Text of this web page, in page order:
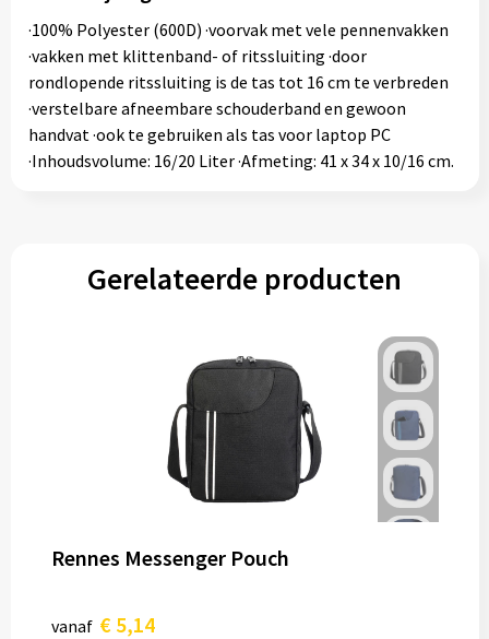
·100% Polyester (600D) ·voorvak met vele pennenvakken
·vakken met klittenband- of ritssluiting ·door
rondlopende ritssluiting is de tas tot 16 cm te verbreden
·verstelbare afneembare schouderband en gewoon
handvat ·ook te gebruiken als tas voor laptop PC
·Inhoudsvolume: 16/20 Liter ·Afmeting: 41 x 34 x 10/16 cm.
Gerelateerde producten
Rennes Messenger Pouch
vanaf € 5,14